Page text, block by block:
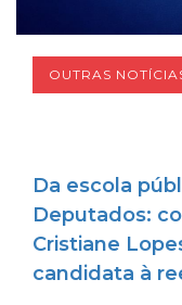
OUTRAS
Da escola
Deputados:
Cristiane
candidata à